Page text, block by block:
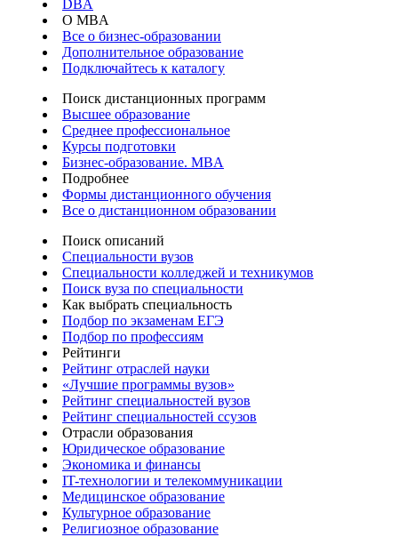
DBA
О MBA
Все о бизнес-образовании
Дополнительное образование
Подключайтесь к каталогу
Поиск дистанционных программ
Высшее образование
Среднее профессиональное
Курсы подготовки
Бизнес-образование. MBA
Подробнее
Формы дистанционного обучения
Все о дистанционном образовании
Поиск описаний
Специальности вузов
Специальности колледжей и техникумов
Поиск вуза по специальности
Как выбрать специальность
Подбор по экзаменам ЕГЭ
Подбор по профессиям
Рейтинги
Рейтинг отраслей науки
«Лучшие программы вузов»
Рейтинг специальностей вузов
Рейтинг специальностей ссузов
Отрасли образования
Юридическое образование
Экономика и финансы
IT-технологии и телекоммуникации
Медицинское образование
Культурное образование
Религиозное образование